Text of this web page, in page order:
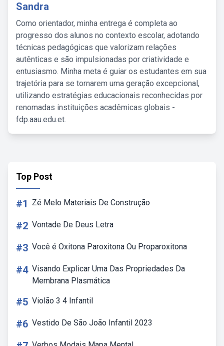
Sandra
Como orientador, minha entrega é completa ao
progresso dos alunos no contexto escolar, adotando
técnicas pedagógicas que valorizam relações
autênticas e são impulsionadas por criatividade e
entusiasmo. Minha meta é guiar os estudantes em sua
trajetória para se tornarem uma geração excepcional,
utilizando estratégias educacionais reconhecidas por
renomadas instituições acadêmicas globais -
fdp.aau.edu.et.
Top Post
#1 Zé Melo Materiais De Construção
#2 Vontade De Deus Letra
#3 Você é Oxitona Paroxitona Ou Proparoxitona
#4 Visando Explicar Uma Das Propriedades Da
Membrana Plasmática
#5 Violão 3 4 Infantil
#6 Vestido De São João Infantil 2023